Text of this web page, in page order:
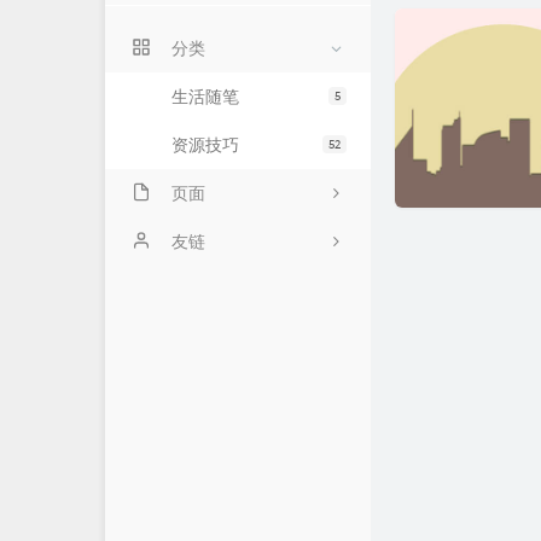
分类
5
生活随笔
52
资源技巧
页面
时光机
友链